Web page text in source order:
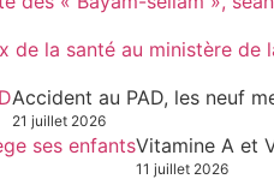
Accident au PAD, les neuf
21 juillet 2026
Vitamine A et
11 juillet 2026